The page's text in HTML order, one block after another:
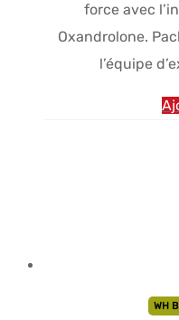
force avec
Oxandrolone.
l’équipe
WH